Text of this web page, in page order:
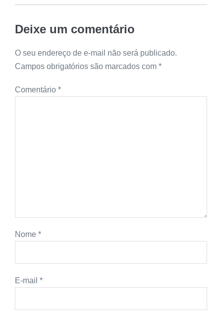
Deixe um comentário
O seu endereço de e-mail não será publicado.
Campos obrigatórios são marcados com *
Comentário *
Nome *
E-mail *